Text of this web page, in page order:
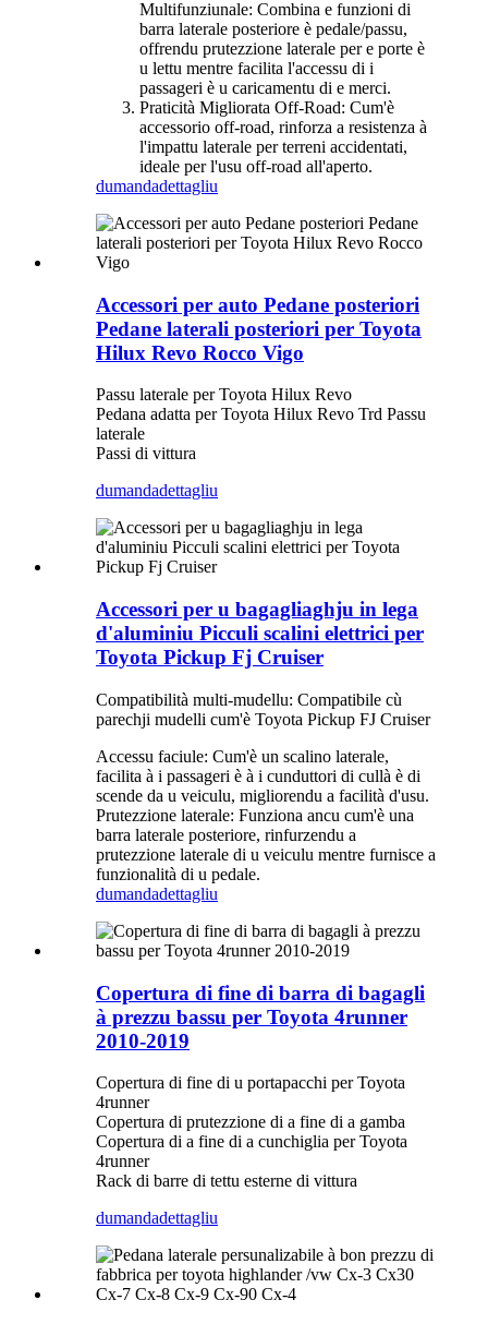
Multifunziunale: Combina e funzioni di
barra laterale posteriore è pedale/passu,
offrendu prutezzione laterale per e porte è
u lettu mentre facilita l'accessu di i
passageri è u caricamentu di e merci.
Praticità Migliorata Off-Road: Cum'è
accessorio off-road, rinforza a resistenza à
l'impattu laterale per terreni accidentati,
ideale per l'usu off-road all'aperto.
dumandadettagliu
Accessori per auto Pedane posteriori
Pedane laterali posteriori per Toyota
Hilux Revo Rocco Vigo
Passu laterale per Toyota Hilux Revo
Pedana adatta per Toyota Hilux Revo Trd Passu
laterale
Passi di vittura
dumandadettagliu
Accessori per u bagagliaghju in lega
d'aluminiu Picculi scalini elettrici per
Toyota Pickup Fj Cruiser
Compatibilità multi-mudellu: Compatibile cù
parechji mudelli cum'è Toyota Pickup FJ Cruiser
Accessu faciule: Cum'è un scalino laterale,
facilita à i passageri è à i cunduttori di cullà è di
scende da u veiculu, migliorendu a facilità d'usu.
Prutezzione laterale: Funziona ancu cum'è una
barra laterale posteriore, rinfurzendu a
prutezzione laterale di u veiculu mentre furnisce a
funzionalità di u pedale.
dumandadettagliu
Copertura di fine di barra di bagagli
à prezzu bassu per Toyota 4runner
2010-2019
Copertura di fine di u portapacchi per Toyota
4runner
Copertura di prutezzione di a fine di a gamba
Copertura di a fine di a cunchiglia per Toyota
4runner
Rack di barre di tettu esterne di vittura
dumandadettagliu